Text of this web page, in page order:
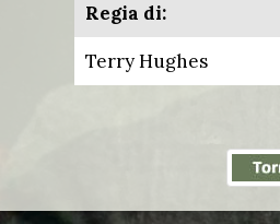
Regia di:
Terry Hughes